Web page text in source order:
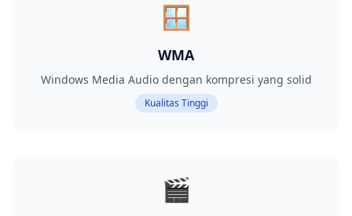
🪟
WMA
Windows Media Audio dengan kompresi yang solid
Kualitas Tinggi
🎬